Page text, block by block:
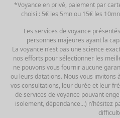
*Voyance en privé, paiement par
choisi : 5€ les 5mn ou 15€ les
Les services de voyance
personnes majeures ayant la
La voyance n'est pas une science
nos efforts pour sélectionner les
ne pouvons vous fournir aucune
ou leurs datations. Nous vous
vos consultations, leur durée et leur
de services de voyance pouvant
isolement, dépendance...) n’hésitez